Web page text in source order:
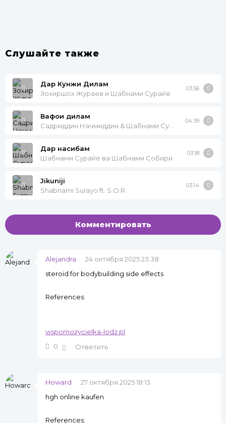
Слушайте также
Дар Кунжи Дилам
Зохиршох Жураев и Шабнами Сурайё
03:56
Вафои дилам
04:39
Дар насибам
Шабнами Сурайё ва Шабнами Собири
03:18
Jikuniji
Shabnami Surayo ft. S.O.R.
03:14
Комментировать
Alejandra
24 октября 2025 23:38
steroid for bodybuilding side effects
References:
wspomozycielka-lodz.pl
0
Ответить
Howard
27 октября 2025 18:13
hgh online kaufen
References: